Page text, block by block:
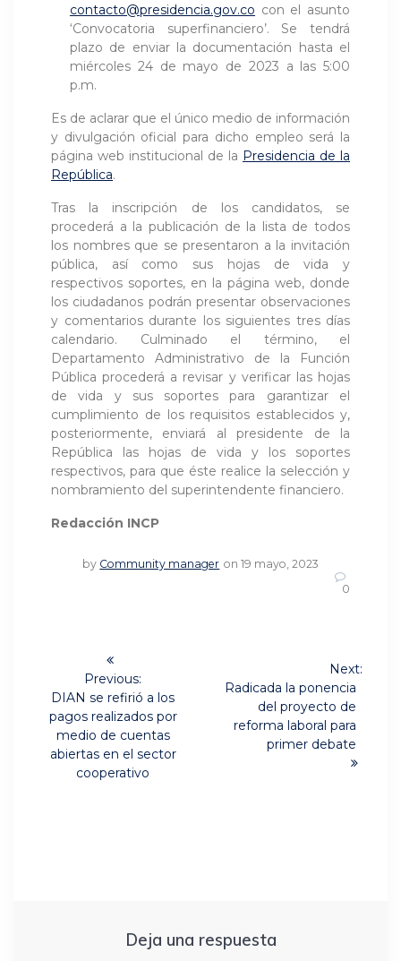
contacto@presidencia.gov.co con el asunto
‘Convocatoria superfinanciero’. Se tendrá
plazo de enviar la documentación hasta el
miércoles 24 de mayo de 2023 a las 5:00
p.m.
Es de aclarar que el único medio de información
y divulgación oficial para dicho empleo será la
página web institucional de la Presidencia de la
República.
Tras la inscripción de los candidatos, se
procederá a la publicación de la lista de todos
los nombres que se presentaron a la invitación
pública, así como sus hojas de vida y
respectivos soportes, en la página web, donde
los ciudadanos podrán presentar observaciones
y comentarios durante los siguientes tres días
calendario. Culminado el término, el
Departamento Administrativo de la Función
Pública procederá a revisar y verificar las hojas
de vida y sus soportes para garantizar el
cumplimiento de los requisitos establecidos y,
posteriormente, enviará al presidente de la
República las hojas de vida y los soportes
respectivos, para que éste realice la selección y
nombramiento del superintendente financiero.
Redacción INCP
by Community manager on 19 mayo, 2023
0
Navegación
entradas
Previous:
Previous
post:
DIAN se refirió a los
pagos realizados por
medio de cuentas
abiertas en el sector
cooperativo
Next:
Next
Radicada la ponencia
del proyecto de
reforma laboral para
primer debate
Deja una respuesta